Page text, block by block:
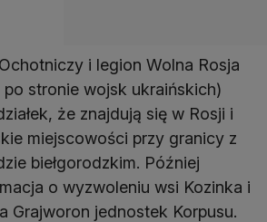
i legion Wolna Rosja
stronie wojsk ukraińskich)
że znajdują się w Rosji i
miejscowości przy granicy z
biełgorodzkim. Później
o wyzwoleniu wsi Kozinka i
Grajworon jednostek Korpusu.